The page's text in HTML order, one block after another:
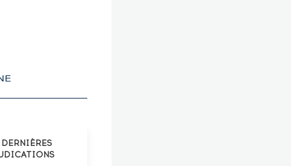
DERNIÈRES